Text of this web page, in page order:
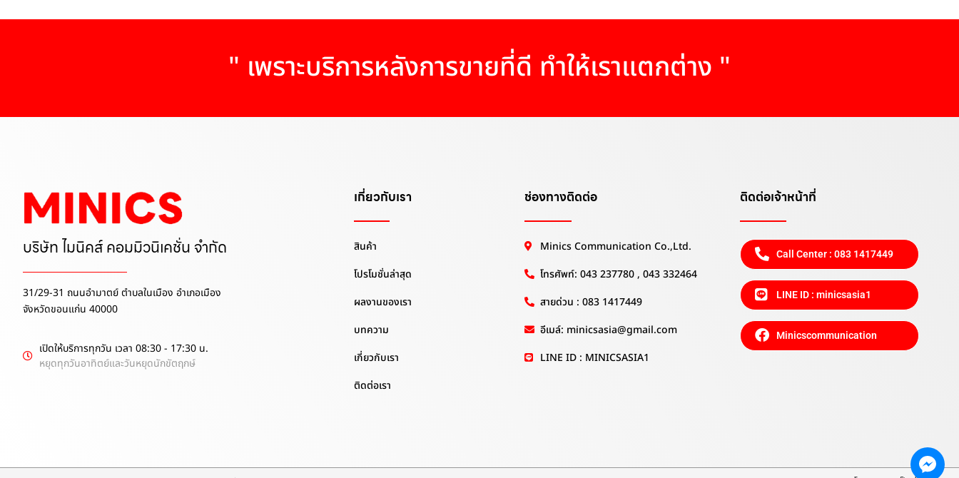
" เพราะบริการหลังการขายที่ดี ทำให้เราแตกต่าง "
บริษัท ไมนิคส์ คอมมิวนิเคชั่น จำกัด
31/29-31 ถนนอำมาตย์ ตำบลในเมือง อำเภอเมือง
จังหวัดขอนแก่น 40000
เปิดให้บริการทุกวัน เวลา 08:30 - 17:30 น.
หยุดทุกวันอาทิตย์และวันหยุดนักขัตฤกษ์
เกี่ยวกับเรา
สินค้า
โปรโมชั่นล่าสุด
ผลงานของเรา
บทความ
เกี่ยวกับเรา
ติดต่อเรา
ช่องทางติดต่อ
Minics Communication Co.,Ltd.
โทรศัพท์: 043 237780 , 043 332464
สายด่วน : 083 1417449
อีเมล์: minicsasia@gmail.com
LINE ID : MINICSASIA1
ติดต่อเจ้าหน้าที่
Call Center : 083 1417449
LINE ID : minicsasia1
Minicscommunication